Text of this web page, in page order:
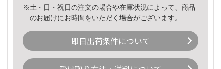
※土・日・祝日の注文の場合や在庫状況によって、商品
のお届けにお時間をいただく場合がございます。
即日出荷条件について